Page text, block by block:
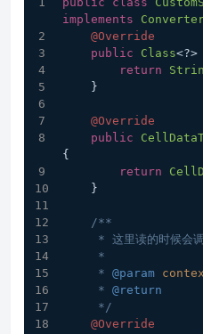
implements
@Override
public
Class<?>
return
    }
@Override
public
{
return
    }
/**
* 这里读的时候会
     *
     *
@param
     *
@return
     */
@Override